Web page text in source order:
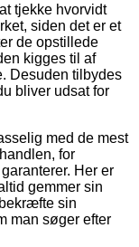
tjekke hvorvidt
siden det er et
de opstillede
kigges til af
Desuden tilbydes
bliver udsat for
med de mest
for
Her er
gemmer sin
sin
man søger efter